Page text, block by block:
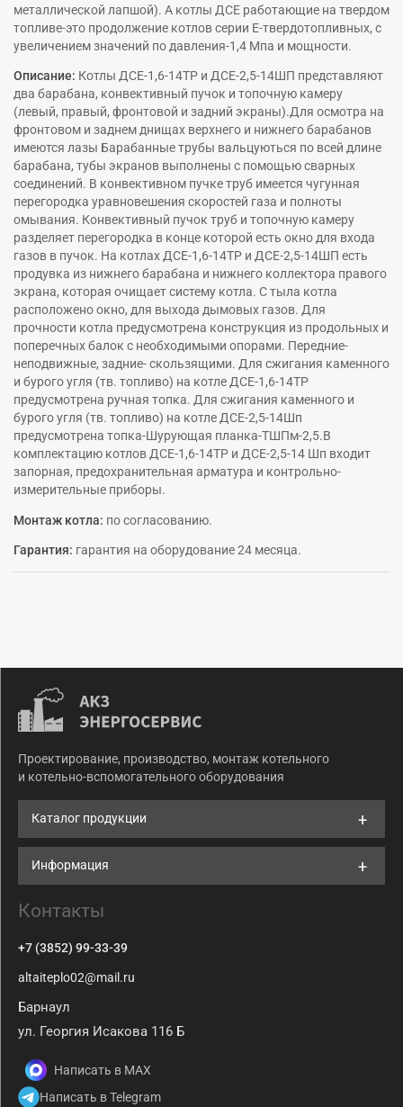
металлической лапшой). А котлы ДСЕ работающие на твердом
топливе-это продолжение котлов серии Е-твердотопливных, с
увеличением значений по давления-1,4 Мпа и мощности.
Описание: Котлы ДСЕ-1,6-14ТР и ДСЕ-2,5-14ШП представляют
два барабана, конвективный пучок и топочную камеру
(левый, правый, фронтовой и задний экраны).Для осмотра на
фронтовом и заднем днищах верхнего и нижнего барабанов
имеются лазы Барабанные трубы вальцуються по всей длине
барабана, тубы экранов выполнены с помощью сварных
соединений. В конвективном пучке труб имеется чугунная
перегородка уравновешения скоростей газа и полноты
омывания. Конвективный пучок труб и топочную камеру
разделяет перегородка в конце которой есть окно для входа
газов в пучок. На котлах ДСЕ-1,6-14ТР и ДСЕ-2,5-14ШП есть
продувка из нижнего барабана и нижнего коллектора правого
экрана, которая очищает систему котла. С тыла котла
расположено окно, для выхода дымовых газов. Для
прочности котла предусмотрена конструкция из продольных и
поперечных балок с необходимыми опорами. Передние-
неподвижные, задние- скользящими. Для сжигания каменного
и бурого угля (тв. топливо) на котле ДСЕ-1,6-14ТР
предусмотрена ручная топка. Для сжигания каменного и
бурого угля (тв. топливо) на котле ДСЕ-2,5-14Шп
предусмотрена топка-Шурующая планка-ТШПм-2,5.В
комплектацию котлов ДСЕ-1,6-14ТР и ДСЕ-2,5-14 Шп входит
запорная, предохранительная арматура и контрольно-
измерительные приборы.
Монтаж котла: по согласованию.
Гарантия: гарантия на оборудование 24 месяца.
Проектирование, производство, монтаж котельного
и котельно-вспомогательного оборудования
Каталог продукции
Информация
Контакты
+7 (3852) 99-33-39
altaiteplo02@mail.ru
Барнаул
ул. Георгия Исакова 116 Б
Написать в MAX
Написать в Telegram